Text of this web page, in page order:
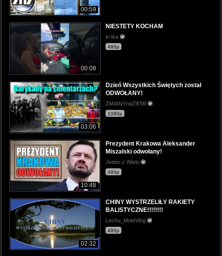
00:59
00:08
NIESTETY KOCHAM
ki tka
480p
03:06
Dzień Wszystkich Świętych został
ODWOŁANY!
ZMIANYnaZIEMI
1080p
10:48
Prezydent Krakowa Aleksander
Miszalski odwołany!
Jeden z Wielu
480p
02:32
CHINY WYSTRZELIŁY RAKIETY
BALISTYCZNE!!!!!!!!
Lechu_MotoVlog
480p